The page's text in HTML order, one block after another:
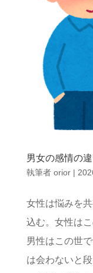
男女の感情の
執筆者 orior|
女性は悩みを
込む。女性は
男性はこの世
は会わないと